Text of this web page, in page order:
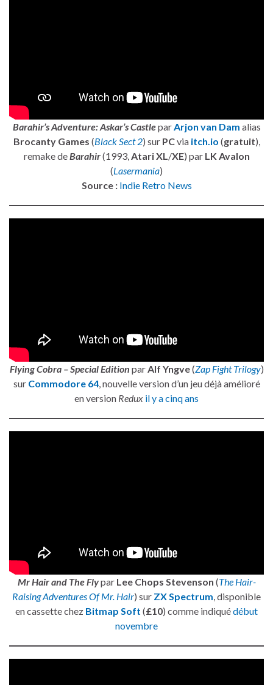
Barahir’s Adventure: Askar’s Castlepar Arjon van Dam alias
Brocanty Games (Black Sect 2) sur PCvia itch.io (gratuit),
remake de Barahir(1993, Atari XL /XE) par LK Avalon
(Lasermania)
Source : Indie Retro News
Flying Cobra – Special Edition parAlf Yngve(Zap Fight Trilogy)
sur Commodore 64, nouvelle version d’un jeu déjà amélioré
en version Redux il y a cinq ans
Mr Hair and The Flypar Lee Chops Stevenson (The Hair-
Raising Adventures Of Mr. Hair) sur ZX Spectrum, disponible
en cassette chez Bitmap Soft (£10) comme indiquédébut
novembre